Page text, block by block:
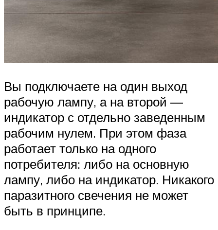
Вы подключаете на один выход
рабочую лампу, а на второй —
индикатор с отдельно заведенным
рабочим нулем. При этом фаза
работает только на одного
потребителя: либо на основную
лампу, либо на индикатор. Никакого
паразитного свечения не может
быть в принципе.